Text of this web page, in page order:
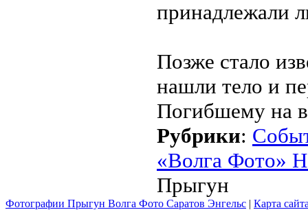
принадлежали
Позже стало
нашли тело и
Погибшему на
Рубрики:
«Волга Фото»
Прыгун
Фотографии Прыгун Волга Фото Саратов Энгельс | Карта